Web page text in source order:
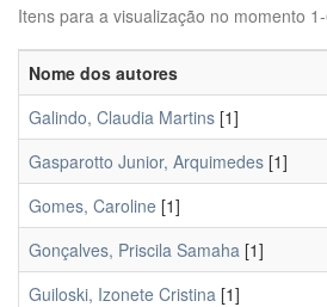
Itens para a visualização no momento
Nome dos autores
Galindo, Claudia Martins [1]
Gasparotto Junior, Arquimedes [1]
Gomes, Caroline [1]
Gonçalves, Priscila Samaha [1]
Guiloski, Izonete Cristina [1]